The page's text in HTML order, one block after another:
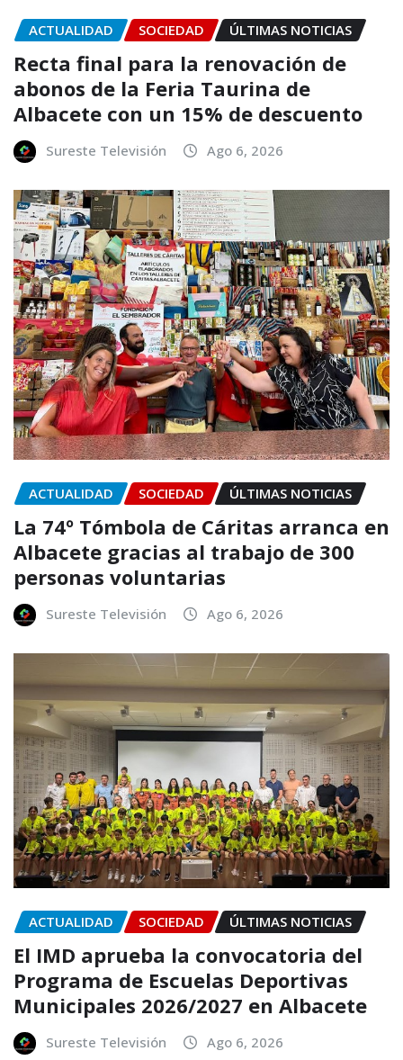
ACTUALIDAD SOCIEDAD ÚLTIMAS NOTICIAS
Recta final para la renovación de
abonos de la Feria Taurina de
Albacete con un 15% de descuento
Sureste Televisión Ago 6, 2026
ACTUALIDAD SOCIEDAD ÚLTIMAS NOTICIAS
La 74º Tómbola de Cáritas arranca en
Albacete gracias al trabajo de 300
personas voluntarias
Sureste Televisión Ago 6, 2026
ACTUALIDAD SOCIEDAD ÚLTIMAS NOTICIAS
El IMD aprueba la convocatoria del
Programa de Escuelas Deportivas
Municipales 2026/2027 en Albacete
Sureste Televisión Ago 6, 2026